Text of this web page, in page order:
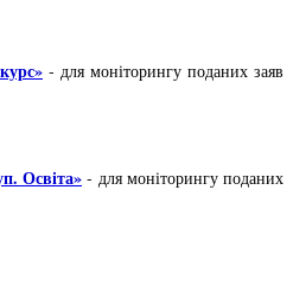
‑ для моніторингу поданих заяв
Освіта» ‑ для моніторингу поданих